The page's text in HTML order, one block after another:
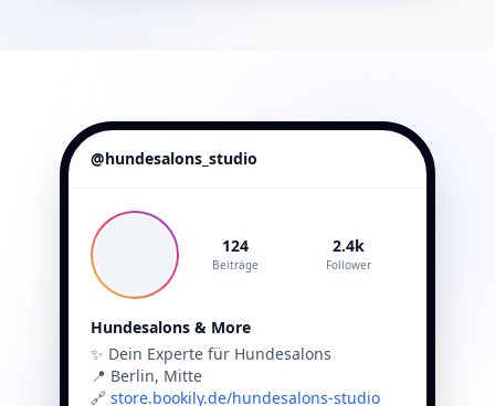
@hundesalons_studio
124
Beiträge
2.4k
Follower
Hundesalons & More
✨ Dein Experte für Hundesalons
📍 Berlin, Mitte
🔗 store.bookily.de/hundesalons-studio